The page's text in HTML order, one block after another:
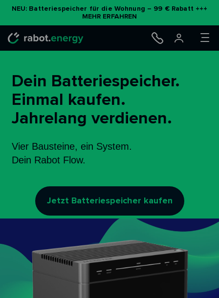
NEU: Batteriespeicher für die Wohnung – 99 € Rabatt +++
MEHR ERFAHREN
Dein Batteriespeicher.
Einmal kaufen.
Jahrelang verdienen.
Vier Bausteine, ein System.
Dein Rabot Flow.
Jetzt Batteriespeicher kaufen